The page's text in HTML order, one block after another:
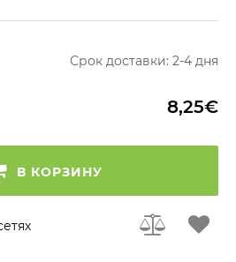
Срок доставки: 2-4 дня
8,25€
В КОРЗИНУ